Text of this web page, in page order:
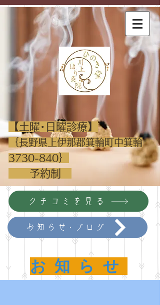
​【土曜･日曜診療】
｛長野県上伊那郡箕輪町中箕輪
3730-840｝
​ 予約制
クチコミを見る
お知らせ･ブログ
​お知らせ